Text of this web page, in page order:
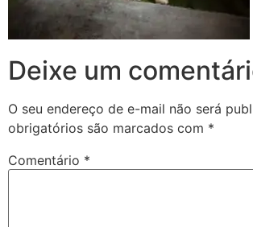
Deixe um
O seu endereço de e-mail não será
obrigatórios são marcados com *
Comentário *